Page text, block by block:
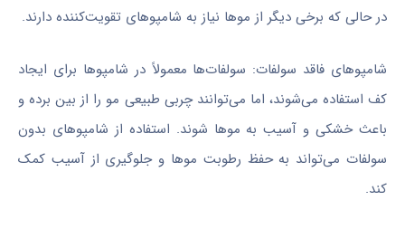
در حالی که برخی دیگر از موها نیاز به شامپوهای تقویت‌کننده دارند.
شامپوهای فاقد سولفات: سولفات‌ها معمولاً در شامپوها برای ایجاد
کف استفاده می‌شوند، اما می‌توانند چربی طبیعی مو را از بین برده و
باعث خشکی و آسیب به موها شوند. استفاده از شامپوهای بدون
سولفات می‌تواند به حفظ رطوبت موها و جلوگیری از آسیب کمک
کند.